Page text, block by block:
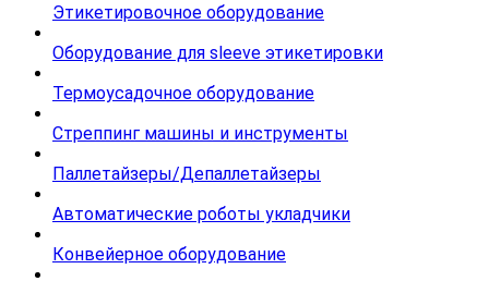
Этикетировочное оборудование
Оборудование для sleeve этикетировки
Термоусадочное оборудование
Стреппинг машины и инструменты
Паллетайзеры/Депаллетайзеры
Автоматические роботы укладчики
Конвейерное оборудование